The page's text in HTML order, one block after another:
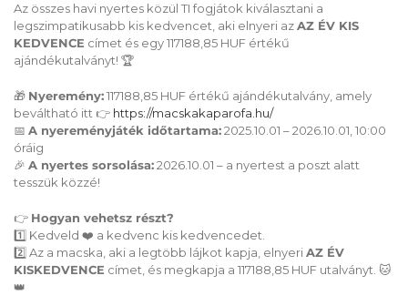
Az összes havi nyertes közül TI fogjátok kiválasztani a
legszimpatikusabb kis kedvencet, aki elnyeri azAZ ÉV KIS
KEDVENCE címet és egy 117188,85 HUF értékű
ajándékutalványt! 🏆
🎁 Nyeremény:117188,85 HUF értékű ajándékutalvány, amely
beváltható itt 👉 https://macskakaparofa.hu/
📅 A nyereményjáték időtartama:2025.10.01 – 2026.10.01, 10:00
óráig
🎉 A nyertes sorsolása:2026.10.01 – a nyertest a poszt alatt
tesszük közzé!
👉 Hogyan vehetsz részt?
1️ Kedveld ❤️ a kedvenc kis kedvencedet.
2 Az a macska, aki a legtöbb lájkot kapja, elnyeriAZ ÉV
KISKEDVENCE címet, és megkapja a 117188,85 HUF utalványt. 🐱
👑